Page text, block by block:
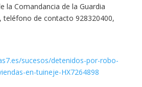
la Comandancia de la Guardia
teléfono de contacto 928320400,
sucesos/detenidos-por-robo-
en-tuineje-HX7264898